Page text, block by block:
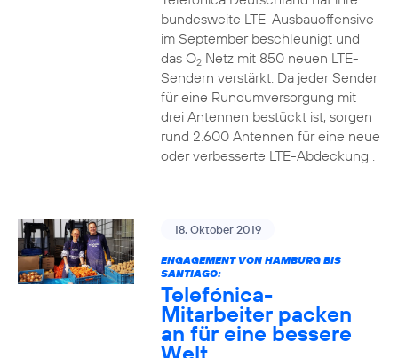
bundesweite LTE-Ausbauoffensive
im September beschleunigt und
das O2Netz mit 850 neuen LTE-
Sendern verstärkt. Da jeder Sender
für eine Rundumversorgung mit
drei Antennen bestückt ist, sorgen
rund 2.600 Antennen für eine neue
oder verbesserte LTE-Abdeckung .
18. Oktober 2019
ENGAGEMENT VON HAMBURG BIS
SANTIAGO:
Telefónica-
Mitarbeiter packen
an für eine bessere
Welt